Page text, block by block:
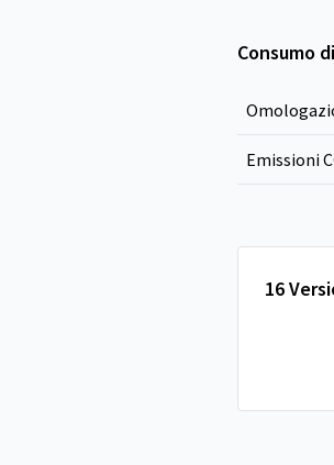
Consumo
Emissioni
16